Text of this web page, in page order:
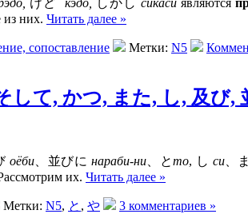
из них. Читать далее »
сопоставление Метки: N5
して, かつ, また, し, 及び,
оёби 、並びに нараби-ни、とто, し си、
их. Читать далее »
Метки: N5, と , や
3 комментариев »